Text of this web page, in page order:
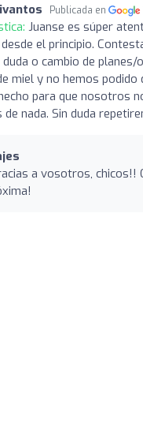
Publicada en
Juanse es súper
el principio.
o cambio de planes/
miel y no hemos podido
para que nosotros
nada. Sin duda
a vosotros, chicos!!